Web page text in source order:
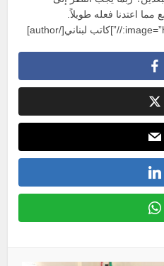
مما اعتدنا فعله طويلاً.